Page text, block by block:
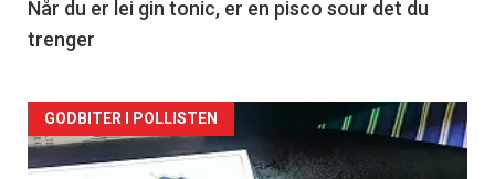
2
Når du er lei gin tonic, er en pisco sour det du
trenger
Forsiden
akkurat
GODBITER I POLLISTEN